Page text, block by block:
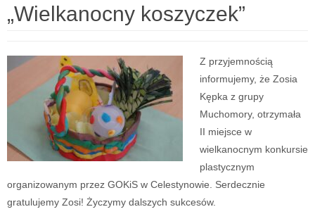
„Wielkanocny koszyczek”
Z przyjemnością
informujemy, że Zosia
Kępka z grupy
Muchomory, otrzymała
II miejsce w
wielkanocnym konkursie
plastycznym
organizowanym przez GOKiS w Celestynowie. Serdecznie
gratulujemy Zosi! Życzymy dalszych sukcesów.